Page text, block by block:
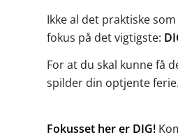
Ikke al det praktiske
fokus på det vigtigste:
For at du skal kunne få
spilder din optjente ferie.
Fokusset her er DIG!